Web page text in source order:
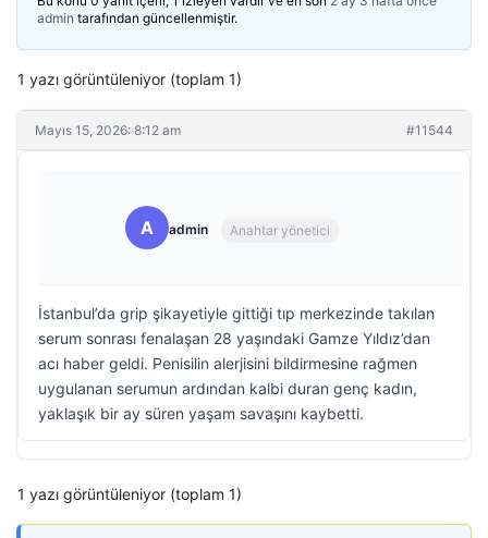
admin tarafından güncellenmiştir.
1 yazı görüntüleniyor (toplam 1)
Mayıs 15, 2026: 8:12 am #11544
A admin Anahtar yönetici
İstanbul’da grip şikayetiyle gittiği tıp merkezinde takılan
serum sonrası fenalaşan 28 yaşındaki Gamze Yıldız’dan
acı haber geldi. Penisilin alerjisini bildirmesine rağmen
uygulanan serumun ardından kalbi duran genç kadın,
yaklaşık bir ay süren yaşam savaşını kaybetti.
1 yazı görüntüleniyor (toplam 1)